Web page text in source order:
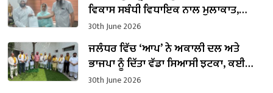
ਵਿਕਾਸ ਸਬੰਧੀ ਵਿਧਾਇਕ ਨਾਲ ਮੁਲਾਕਾਤ,
ਬੁਨਿਆਦੀ ਸਹੂਲਤਾਂ ਦੇ ਜਲਦ ਹੱਲ ਕਰਨ ਦੀ ਮੰਗ
30th June 2026
ਜਲੰਧਰ ਵਿੱਚ ‘ਆਪ’ ਨੇ ਅਕਾਲੀ ਦਲ ਅਤੇ
ਭਾਜਪਾ ਨੂੰ ਦਿੱਤਾ ਵੱਡਾ ਸਿਆਸੀ ਝਟਕਾ, ਕਈ
ਦਿੱਗਜ ਆਗੂ ਪਾਰਟੀ ਵਿੱਚ ਸ਼ਾਮਲ
30th June 2026